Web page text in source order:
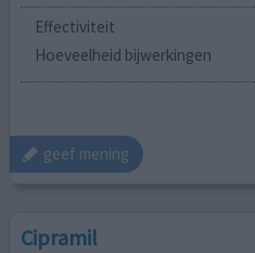
Effectiviteit
Hoeveelheid bijwerkingen
geef mening
Cipramil